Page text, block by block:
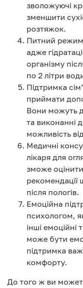
зволожуючі
зменшити
розтяжок.
Питний
адже
організму
по 2 літри
Підтримка
приймати
Вони можуть
та виконанні
можливість
Медичні
лікаря для
зможе
після пологів.
Емоційна
психологом,
інші
може бути
підтримка
комфорту.
До того ж ви